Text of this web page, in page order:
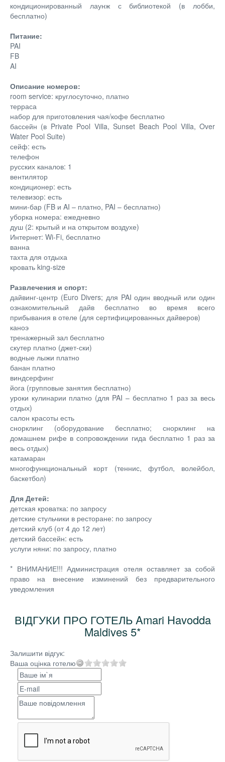
кондиционированный лаунж с библиотекой (в лобби,
бесплатно)
Питание:
PAI
FB
AI
Описание номеров:
room service: круглосуточно, платно
терраса
набор для приготовления чая/кофе бесплатно
бассейн (в Private Pool Villa, Sunset Beach Pool Villa, Over
Water Pool Suite)
сейф: есть
телефон
русских каналов: 1
вентилятор
кондиционер: есть
телевизор: есть
мини-бар (FB и AI – платно, PAI – бесплатно)
уборка номера: ежедневно
душ (2: крытый и на открытом воздухе)
Интернет: Wi-Fi, бесплатно
ванна
тахта для отдыха
кровать king-size
Развлечения и спорт:
дайвинг-центр (Euro Divers; для PAI один вводный или один
ознакомительный дайв бесплатно во время всего
прибывания в отеле (для сертифицированных дайверов)
каноэ
тренажерный зал бесплатно
скутер платно (джет-ски)
водные лыжи платно
банан платно
виндсерфинг
йога (групповые занятия бесплатно)
уроки кулинарии платно (для PAI – бесплатно 1 раз за весь
отдых)
салон красоты есть
снорклинг (оборудование бесплатно; снорклинг на
домашнем рифе в сопровождении гида бесплатно 1 раз за
весь отдых)
катамаран
многофункциональный корт (теннис, футбол, волейбол,
баскетбол)
Для Детей:
детская кроватка: по запросу
детские стульчики в ресторане: по запросу
детский клуб (от 4 до 12 лет)
детский бассейн: есть
услуги няни: по запросу, платно
* ВНИМАНИЕ!!! Администрация отеля оставляет за собой
право на внесение изминений без предварительного
уведомления
ВІДГУКИ ПРО ГОТЕЛЬ Amari Havodda
Maldives 5*
Залишити відгук:
Ваша оцінка готелю